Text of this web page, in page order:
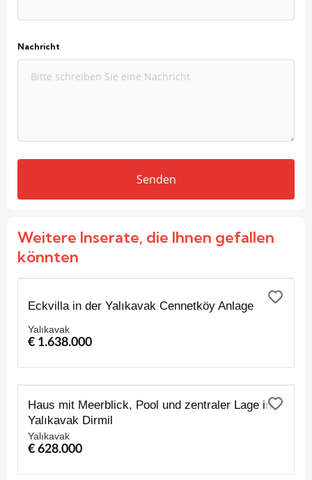
Nachricht
Senden
Weitere Inserate, die Ihnen gefallen
könnten
Eckvilla in der Yalıkavak Cennetköy Anlage
Yalıkavak
€ 1.638.000
ZUM VERKAUF
Haus mit Meerblick, Pool und zentraler Lage in
Yalıkavak Dirmil
Yalıkavak
€ 628.000